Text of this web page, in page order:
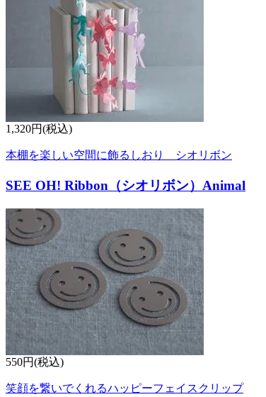
1,320円(税込)
本棚を楽しい空間に飾るしおり シオリボン
SEE OH! Ribbon（シオリボン）Animal
550円(税込)
笑顔を繋いでくれるハッピーフェイスクリップ